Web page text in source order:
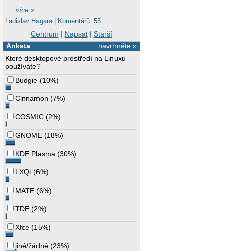
…více »
Ladislav Hagara | Komentářů: 55
Centrum | Napsat| Starší
navrhněte »
Anketa
Které desktopové prostředí na Linuxu
používáte?
Budgie (10%)
Cinnamon (7%)
COSMIC (2%)
GNOME (18%)
KDE Plasma (30%)
LXQt (6%)
MATE (6%)
TDE (2%)
Xfce (15%)
jiné/žádné (23%)